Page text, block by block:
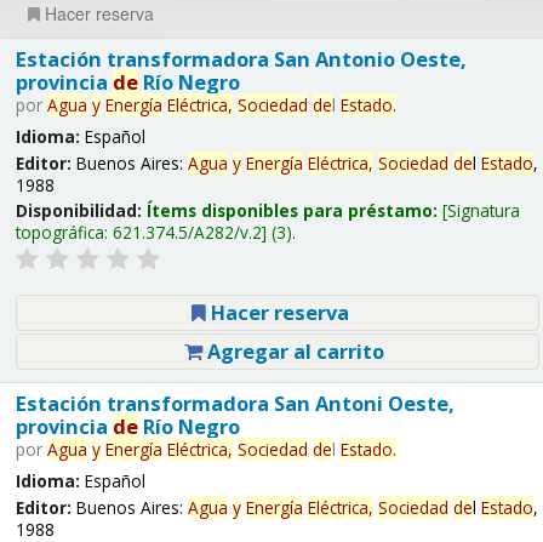
Hacer reserva
Estación transformadora San Antonio Oeste,
provincia deRío Negro
por Agua y Energía Eléctrica, Sociedad del Estado.
Idioma: Español
Editor: Buenos Aires: Agua y Energía Eléctrica, Sociedad del Estado,
1988
Disponibilidad: Ítems disponibles para préstamo: Signatura
topográfica: 621.374.5/A282/v.2 (3).
Hacer reserva
Agregar al carrito
Estación transformadora San Antoni Oeste,
provincia deRío Negro
por Agua y Energía Eléctrica, Sociedad del Estado.
Idioma: Español
Editor: Buenos Aires: Agua y Energía Eléctrica, Sociedad del Estado,
1988